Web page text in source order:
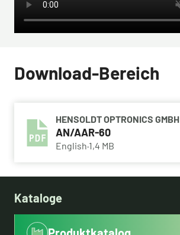
Download-Bereich
HENSOLDT OPTRONICS GMBH
AN/AAR-60
English·1,4 MB
Kataloge